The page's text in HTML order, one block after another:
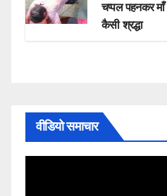
चप्पल पहनकर
कैसी श्रद्धा
वीडियो समाचार